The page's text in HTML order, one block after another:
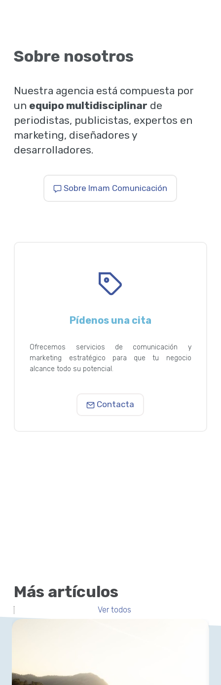
Sobre nosotros
Nuestra agencia está compuesta por
un equipo multidisciplinar de
periodistas, publicistas, expertos en
marketing, diseñadores y
desarrolladores.
Sobre Imam Comunicación
Pídenos una cita
Ofrecemos servicios de comunicación y
marketing estratégico para que tu negocio
alcance todo su potencial.
Contacta
Más artículos
Ver todos